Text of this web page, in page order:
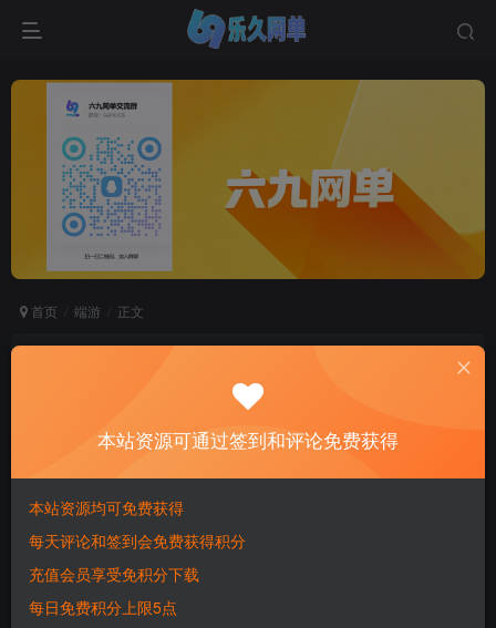
首页 端游 正文
梦幻西游【天元单机版】：一键即玩带GM后台，
仿官三经脉系统，重温经典复古情怀！
六九网单
2个月前更新
关注
2 9809 572
此内容为付费资源，请付费后查看
付费资源
本站资源可通过签到和评论免费获得
本站资源均可免费获得
每天评论和签到会免费获得积分
充值会员享受免积分下载
每日免费积分上限5点